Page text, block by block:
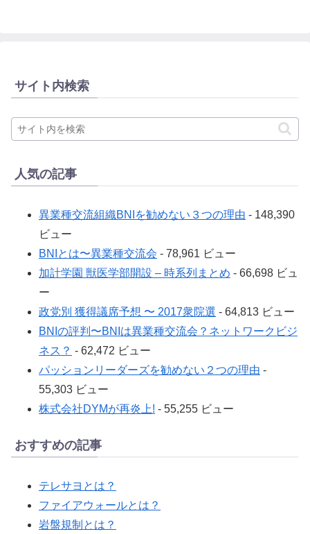
サイト内検索
人気の記事
異業種交流組織BNIを勧めない３つの理由 - 148,390
ビュー
BNIとは〜異業種交流会 - 78,961 ビュー
加計学園 獣医学部開設 – 時系列まとめ - 66,698 ビュ
ー
政党別 獲得議席予想 〜 2017衆院選 - 64,813 ビュー
BNIの評判〜BNIは異業種交流会？ネットワークビジ
ネス？ - 62,472 ビュー
パッションリーダーズを勧めない２つの理由 -
55,303 ビュー
株式会社DYMが再炎上! - 55,255 ビュー
おすすめの記事
テレサヨとは？
ファイアウォールとは？
岩盤規制とは？